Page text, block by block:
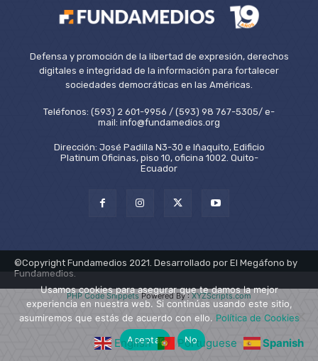
Defensa y promoción de la libertad de expresión, derechos
digitales e integridad de la información para fortalecer
sociedades democráticas en las Américas.
Teléfonos: (593) 2 601-9956 / (593) 98 767-5305/ e-
mail: info@fundamedios.org
Dirección: José Padilla N3-30 e Iñaquito, Edificio
Platinum Oficinas, piso 10, oficina 1002. Quito-
Ecuador
©Copyright Fundamedios 2021. Desarrollado por El Megáfono by
Fundamedios.
English Portuguese Spanish
PHP Code SnippetsPowered By :XYZScripts.com
Usamos cookies para asegurar que te damos la mejor
experiencia en nuestra web. Si continúas usando este sitio,
asumiremos que estás de acuerdo con ello. Política de Cookies
Aceptar
No